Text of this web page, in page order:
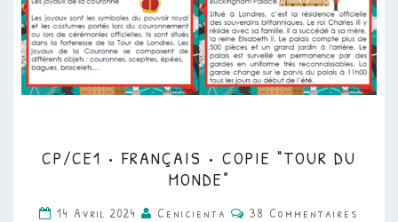
•
FRANÇAIS
•
CP/CE1 • FRANÇAIS • COPIE “TOUR DU
MONDE”
14 Avril 2024 Cenicienta Commentaires
38 Commentaires